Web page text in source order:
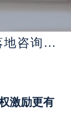
股权激励落地咨询公司-让股权激励更有效的方法
激励更有